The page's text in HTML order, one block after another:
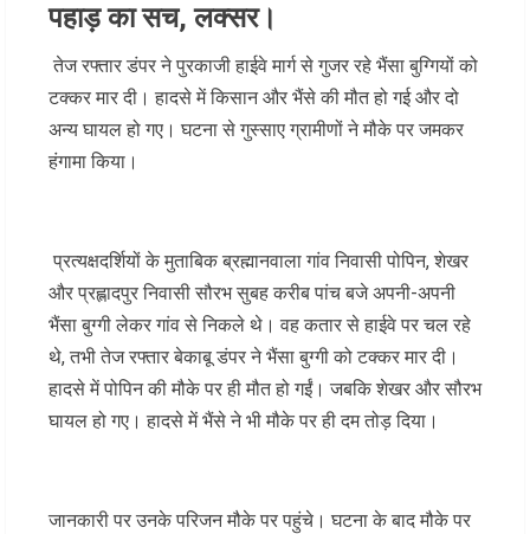
पहाड़ का सच, लक्सर।
तेज रफ्तार डंपर ने पुरकाजी हाईवे मार्ग से गुजर रहे भैंसा बुग्गियों को
टक्कर मार दी। हादसे में किसान और भैंसे की मौत हो गई और दो
अन्य घायल हो गए। घटना से गुस्साए ग्रामीणों ने मौके पर जमकर
हंगामा किया।
प्रत्यक्षदर्शियों के मुताबिक ब्रह्मानवाला गांव निवासी पोपिन, शेखर
और प्रह्लादपुर निवासी सौरभ सुबह करीब पांच बजे अपनी-अपनी
भैंसा बुग्गी लेकर गांव से निकले थे। वह कतार से हाईवे पर चल रहे
थे, तभी तेज रफ्तार बेकाबू डंपर ने भैंसा बुग्गी को टक्कर मार दी।
हादसे में पोपिन की मौके पर ही मौत हो गईं। जबकि शेखर और सौरभ
घायल हो गए। हादसे में भैंसे ने भी मौके पर ही दम तोड़ दिया।
जानकारी पर उनके परिजन मौके पर पहुंचे। घटना के बाद मौके पर